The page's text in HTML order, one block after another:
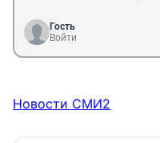
Гость
Войти
Новости СМИ2